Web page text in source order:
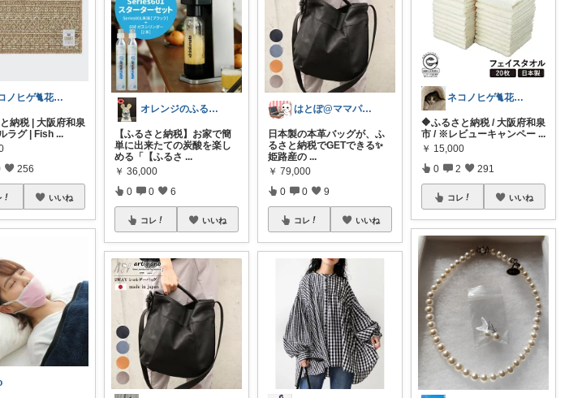
ネコノヒゲ🐈花好きオタクの庭🪴
納税 | 大阪府和泉
ラグ | Fish ...
256
いいね
オレンジのふるさと納税でもらっちゃおう！
【ふるさと納税】お家で簡
単に出来たての炭酸を楽し
める「【ふるさ ...
￥ 36,000
0 0 6
コレ いいね
はとぽ@ママパパの神育児グッズ✨
日本製の本革バッグが、ふ
るさと納税でGETできる✨
姫路産の ...
￥ 79,000
0 0 9
コレ いいね
ネコノヒゲ🐈花好きオタクの庭🪴
🔶ふるさと納税 / 大阪府和泉
市 / ※レビューキャンペー ...
￥ 15,000
0 2 291
コレ いいね